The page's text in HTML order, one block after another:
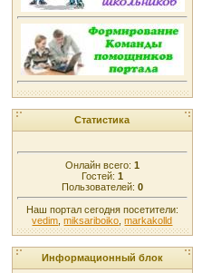
Статистика
Онлайн всего: 1
Гостей: 1
Пользователей: 0
Наш портал сегодня посетители:
vedim ,miksariboiko ,markakolld
Информационный блок